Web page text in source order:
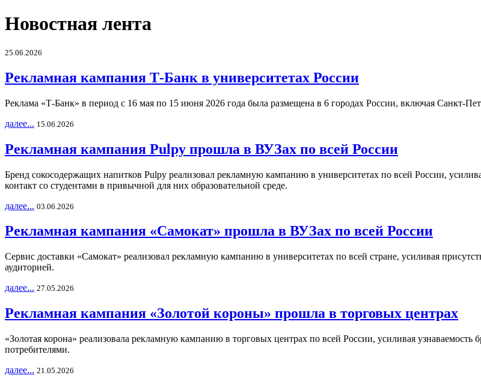
Новостная лента
25.06.2026
Рекламная кампания Т-Банк в университетах России
Реклама «Т-Банк» в период с 16 мая по 15 июня 2026 года была размещена в 6 городах России, включая Санкт-
далее... 15.06.2026
Рекламная кампания Pulpy прошла в ВУЗах по всей России
Бренд сокосодержащих напитков Pulpy реализовал рекламную кампанию в университетах по всей России,
контакт со студентами в привычной для них образовательной среде.
далее... 03.06.2026
Рекламная кампания «Самокат» прошла в ВУЗах по всей России
Сервис доставки «Самокат» реализовал рекламную кампанию в университетах по всей стране, усиливая
аудиторией.
далее... 27.05.2026
Рекламная кампания «Золотой короны» прошла в торговых центрах
«Золотая корона» реализовала рекламную кампанию в торговых центрах по всей России, усиливая
потребителями.
далее... 21.05.2026